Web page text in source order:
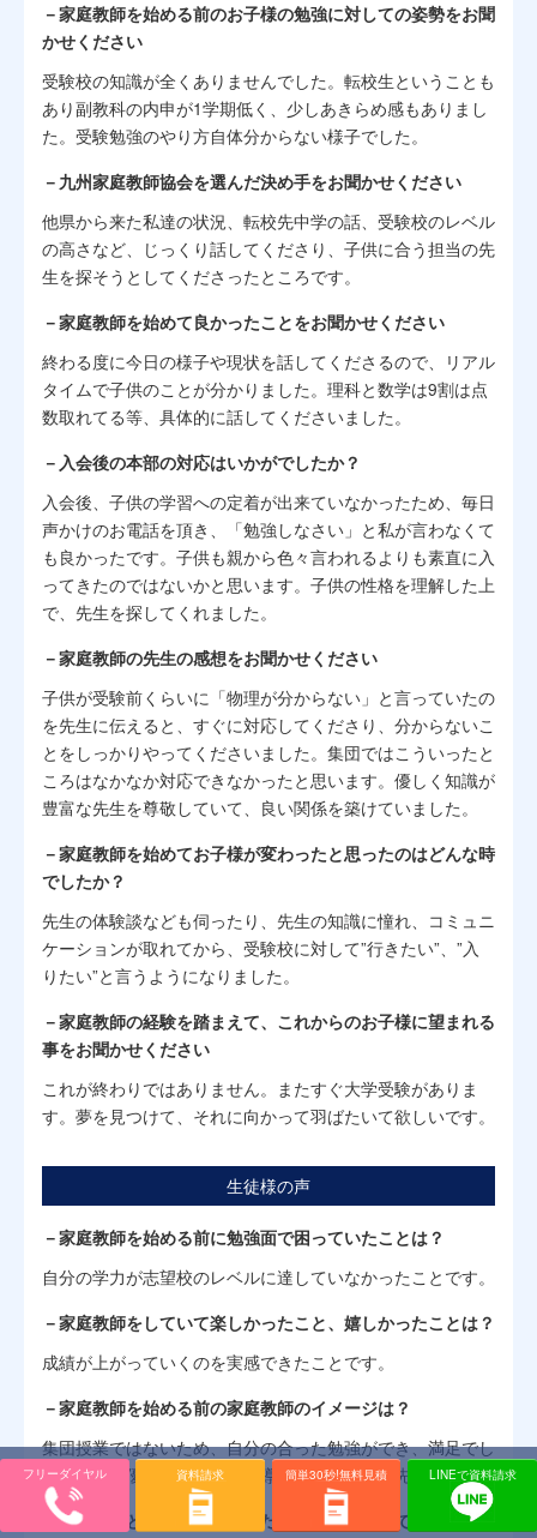
－家庭教師を始める前のお子様の勉強に対しての姿勢をお聞
かせください
受験校の知識が全くありませんでした。転校生ということも
あり副教科の内申が1学期低く、少しあきらめ感もありまし
た。受験勉強のやり方自体分からない様子でした。
－九州家庭教師協会を選んだ決め手をお聞かせください
他県から来た私達の状況、転校先中学の話、受験校のレベル
の高さなど、じっくり話してくださり、子供に合う担当の先
生を探そうとしてくださったところです。
－家庭教師を始めて良かったことをお聞かせください
終わる度に今日の様子や現状を話してくださるので、リアル
タイムで子供のことが分かりました。理科と数学は9割は点
数取れてる等、具体的に話してくださいました。
－入会後の本部の対応はいかがでしたか？
入会後、子供の学習への定着が出来ていなかったため、毎日
声かけのお電話を頂き、「勉強しなさい」と私が言わなくて
も良かったです。子供も親から色々言われるよりも素直に入
ってきたのではないかと思います。子供の性格を理解した上
で、先生を探してくれました。
－家庭教師の先生の感想をお聞かせください
子供が受験前くらいに「物理が分からない」と言っていたの
を先生に伝えると、すぐに対応してくださり、分からないこ
とをしっかりやってくださいました。集団ではこういったと
ころはなかなか対応できなかったと思います。優しく知識が
豊富な先生を尊敬していて、良い関係を築けていました。
－家庭教師を始めてお子様が変わったと思ったのはどんな時
でしたか？
先生の体験談なども伺ったり、先生の知識に憧れ、コミュニ
ケーションが取れてから、受験校に対して”行きたい”、”入
りたい”と言うようになりました。
－家庭教師の経験を踏まえて、これからのお子様に望まれる
事をお聞かせください
これが終わりではありません。またすぐ大学受験がありま
す。夢を見つけて、それに向かって羽ばたいて欲しいです。
生徒様の声
－家庭教師を始める前に勉強面で困っていたことは？
自分の学力が志望校のレベルに達していなかったことです。
－家庭教師をしていて楽しかったこと、嬉しかったことは？
成績が上がっていくのを実感できたことです。
－家庭教師を始める前の家庭教師のイメージは？
集団授業ではないため、自分の合った勉強ができ、満足でし
た。とても優しく、丁寧に指導してくれる良い先生でした。
－受験前はどんな気持ちでしたか？また終わってみてどうで
フリーダイヤル 資料請求 簡単30秒!無料見積 LINEで資料請求